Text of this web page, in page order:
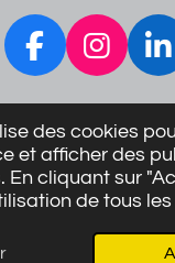
des cookies
et afficher des
En cliquant sur
de tous les
F
c
e
b
o
I
s
t
a
g
r
L
k
e
d
I
Podiatry